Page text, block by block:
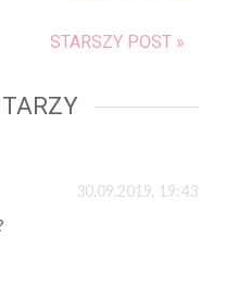
STARSZY POST »
30.09.2019, 19:43